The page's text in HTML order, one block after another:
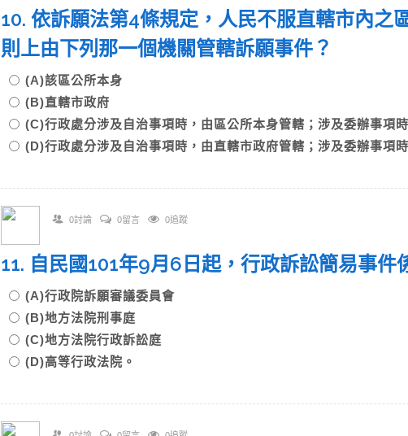
10. 依訴願法第4條規定，人民不服直轄市內之
則上由下列那一個機關管轄訴願事件？
(A)該區公所本身
(B)直轄市政府
(C)行政處分涉及自治事項時，由區公所本身管轄；涉及委辦事項
(D)行政處分涉及自治事項時，由直轄市政府管轄；涉及委辦事項
0討論 0留言 0追蹤
11. 自民國101年9月6日起，行政訴訟簡易事件
(A)行政院訴願審議委員會
(B)地方法院刑事庭
(C)地方法院行政訴訟庭
(D)高等行政法院。